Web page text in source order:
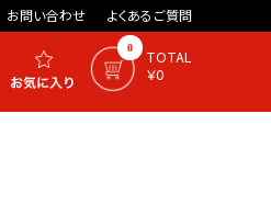
お問い合わせ よくあるご質問
0
TOTAL
￥0